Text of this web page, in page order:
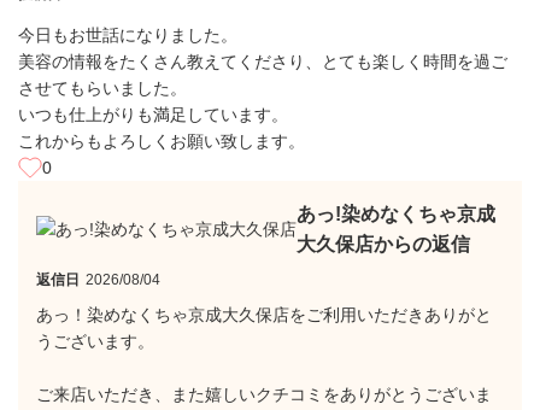
今日もお世話になりました。
美容の情報をたくさん教えてくださり、とても楽しく時間を過ご
させてもらいました。
いつも仕上がりも満足しています。
これからもよろしくお願い致します。
0
あっ!染めなくちゃ京成
大久保店からの返信
返信日 2026/08/04
あっ！染めなくちゃ京成大久保店をご利用いただきありがと
うございます。
ご来店いただき、また嬉しいクチコミをありがとうございま